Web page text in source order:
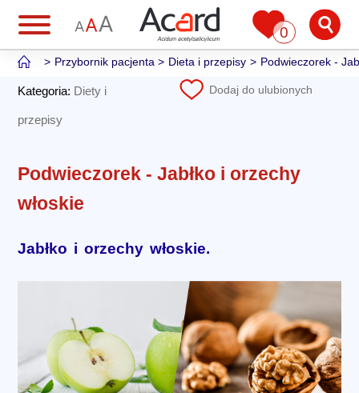
0
Przybornik pacjenta Dieta i przepisy Podwieczorek -
Kategoria: Diety i
przepisy
Dodaj do ulubionych
Podwieczorek - Jabłko i orzechy
włoskie
Jabłko i orzechy włoskie.